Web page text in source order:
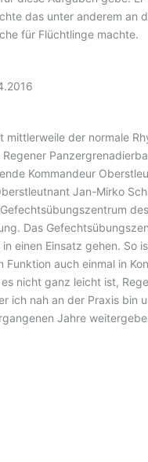
das unter anderem an
für Flüchtlinge machte.
mittlerweile der normale
Kommandeur
Jan-Mirko
Das
einen Einsatz gehen. So
Funktion auch einmal in
nicht ganz leicht ist,
ich nah an der Praxis bin
Jahre